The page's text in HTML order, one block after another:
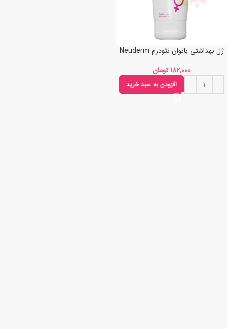
ژل بهداشتی بانوان نئودرم Neuderm
تومان
افزودن به سبد خرید